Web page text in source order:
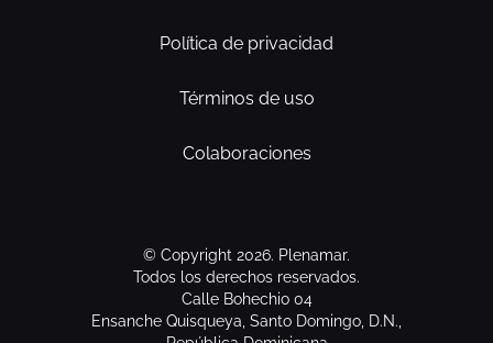
Política de privacidad
Términos de uso
Colaboraciones
© Copyright 2026. Plenamar.
Todos los derechos reservados.
Calle Bohechio 04
Ensanche Quisqueya, Santo Domingo, D.N.,